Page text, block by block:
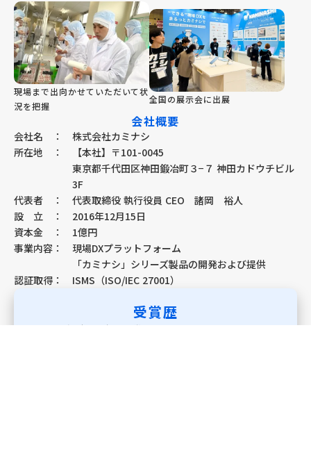
現場まで出向かせていただいて状
況を把握
全国の展示会に出展
会社概要
会社名 ： 株式会社カミナシ
所在地 ：
【本社】〒101-0045
東京都千代田区神田鍛冶町３−７ 神田カドウチビル
3F
代表者 ： 代表取締役 執行役員 CEO 諸岡 裕人
設 立 ： 2016年12月15日
資本金 ： 1億円
事業内容 ： 現場DXプラットフォーム
「カミナシ」シリーズ製品の開発および提供
認証取得 ： ISMS（ISO/IEC 27001）
受賞歴
2021年度 グッドデザイン賞